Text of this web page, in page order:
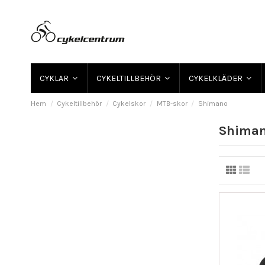
CYKLAR CYKELTILLBEHÖR CYKELKLÄDER
Hem Cykeltillbehör Cykelskor MTB-skor Shimano